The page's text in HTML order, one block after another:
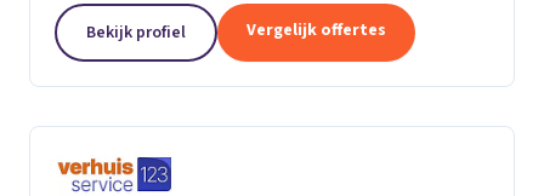
al uw verhuizingen. Met ons team van...
Bekijk profiel Vergelijk offertes